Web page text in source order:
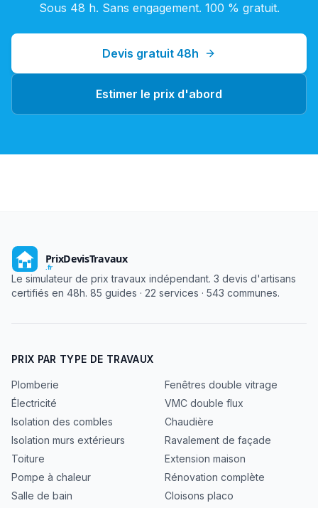
Sous 48 h. Sans engagement. 100 % gratuit.
Devis gratuit 48h
Estimer le prix d'abord
Le simulateur de prix travaux indépendant. 3 devis d'artisans
certifiés en 48h. 85 guides · 22 services · 543 communes.
PRIX PAR TYPE DE TRAVAUX
Plomberie
Électricité
Isolation des combles
Isolation murs extérieurs
Toiture
Pompe à chaleur
Salle de bain
Fenêtres double vitrage
VMC double flux
Chaudière
Ravalement de façade
Extension maison
Rénovation complète
Cloisons placo